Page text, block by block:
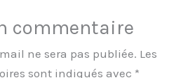
commentaire
ne sera pas publiée. Les
sont indiqués avec *